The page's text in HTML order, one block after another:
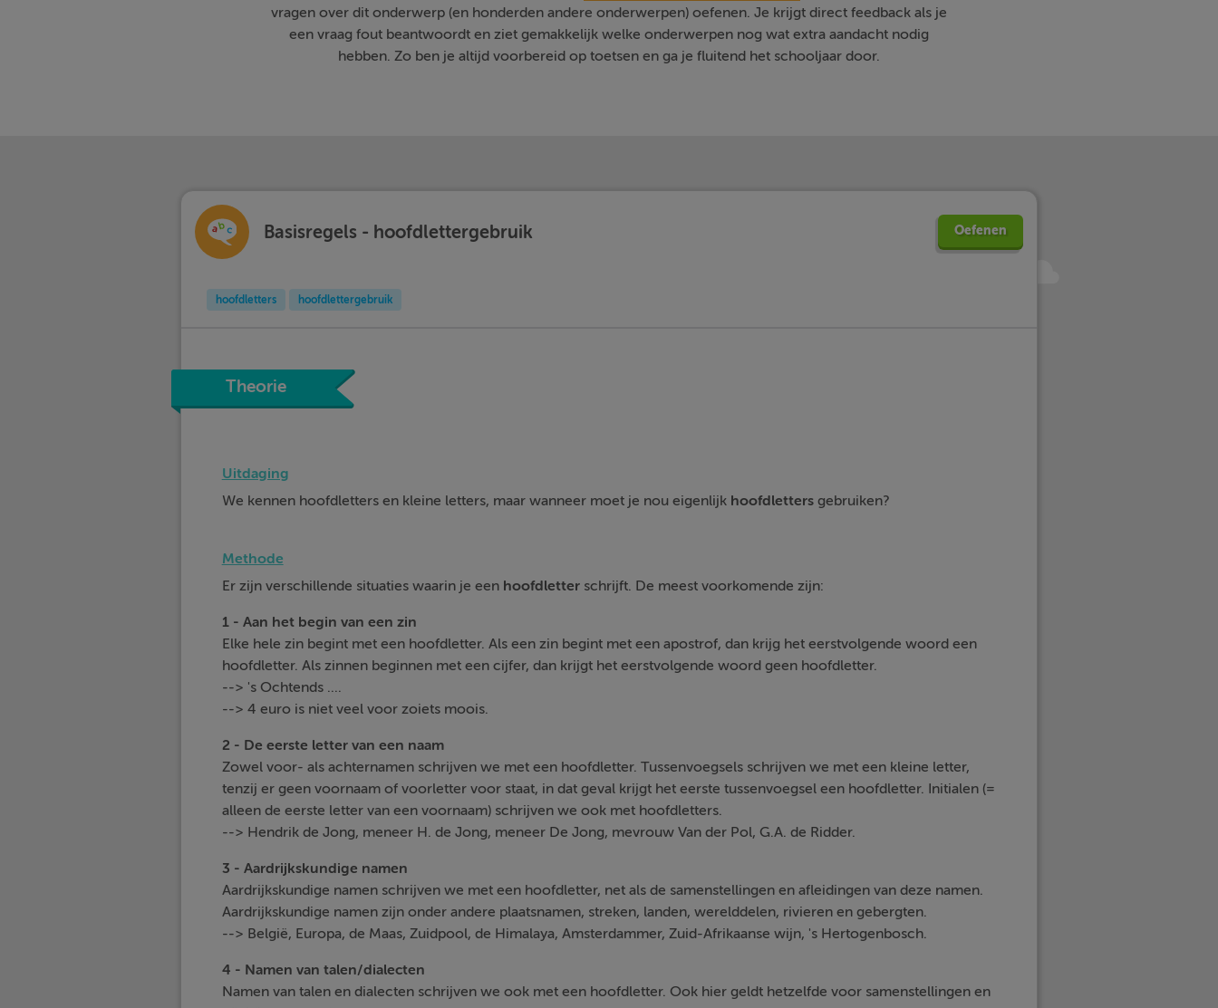
vragen over dit onderwerp (en honderden andere onderwerpen) oefenen. Je krijgt direct feedback als je
een vraag fout beantwoordt en ziet gemakkelijk welke onderwerpen nog wat extra aandacht nodig
hebben. Zo ben je altijd voorbereid op toetsen en ga je fluitend het schooljaar door.
Basisregels - hoofdlettergebruik Oefenen
hoofdletters hoofdlettergebruik
Theorie
Uitdaging
We kennen hoofdletters en kleine letters, maar wanneer moet je nou eigenlijk hoofdlettersgebruiken?
Methode
Er zijn verschillende situaties waarin je een hoofdletterschrijft. De meest voorkomende zijn:
1 - Aan het begin van een zin
Elke hele zin begint met een hoofdletter. Als een zin begint met een apostrof, dan krijg het eerstvolgende woord een
hoofdletter. Als zinnen beginnen met een cijfer, dan krijgt het eerstvolgende woord geen hoofdletter.
--> 's Ochtends ....
--> 4 euro is niet veel voor zoiets moois.
2 - De eerste letter van een naam
Zowel voor- als achternamen schrijven we met een hoofdletter. Tussenvoegsels schrijven we met een kleine letter,
tenzij er geen voornaam of voorletter voor staat, in dat geval krijgt het eerste tussenvoegsel een hoofdletter. Initialen (=
alleen de eerste letter van een voornaam) schrijven we ook met hoofdletters.
--> Hendrik de Jong, meneer H. de Jong, meneer De Jong, mevrouw Van der Pol, G.A. de Ridder.
3 - Aardrijkskundige namen
Aardrijkskundige namen schrijven we met een hoofdletter, net als de samenstellingen en afleidingen van deze namen.
Aardrijkskundige namen zijn onder andere plaatsnamen, streken, landen, werelddelen, rivieren en gebergten.
--> België, Europa, de Maas, Zuidpool, de Himalaya, Amsterdammer, Zuid-Afrikaanse wijn, 's Hertogenbosch.
4 - Namen van talen/dialecten
Namen van talen en dialecten schrijven we ook met een hoofdletter. Ook hier geldt hetzelfde voor samenstellingen en